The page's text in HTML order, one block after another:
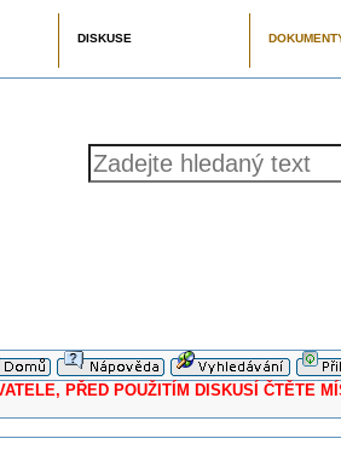
DISKUSE
PŘED POUŽITÍM DISKUSÍ ČTĚTE